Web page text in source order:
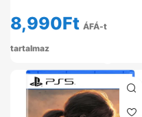
8,990Ft ÁFÁ-t
tartalmaz